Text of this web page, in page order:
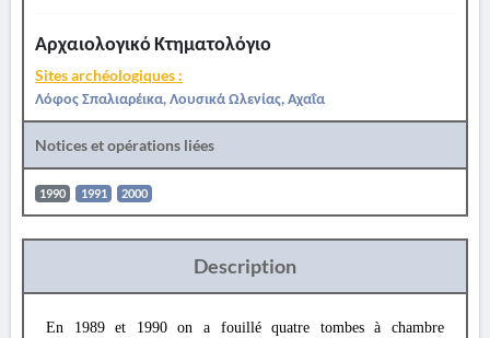
Αρχαιολογικό Κτηματολόγιο
Sites archéologiques :
Λόφος Σπαλιαρέικα, Λουσικά Ωλενίας, Αχαΐα
Notices et opérations liées
1990 1991 2000
Description
En 1989 et 1990 on a fouillé quatre tombes à chambre